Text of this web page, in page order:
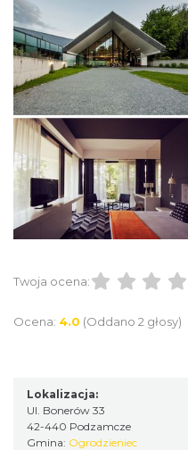
Twoja ocena:
Ocena: 4.0 (Oddano 2 głosy)
Lokalizacja:
Ul. Bonerów 33
42-440 Podzamcze
Gmina: Ogrodzieniec